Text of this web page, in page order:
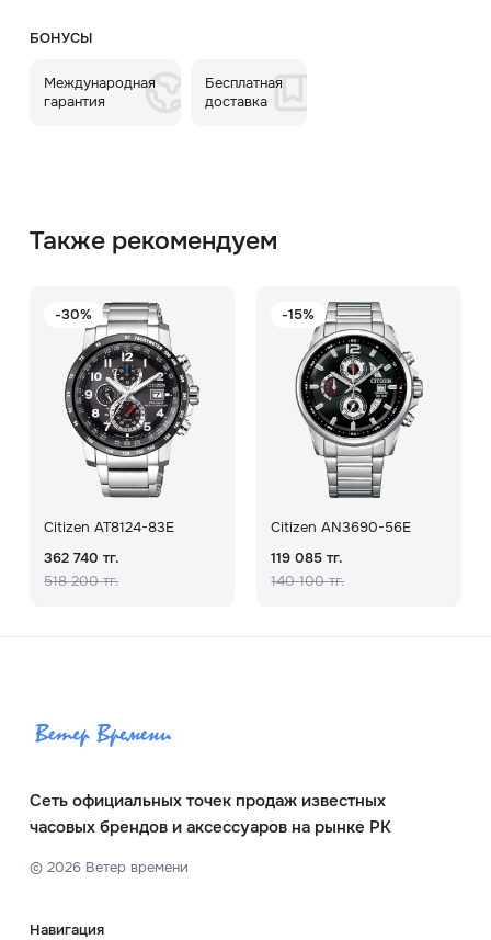
БОНУСЫ
Международная
гарантия
Бесплатная
доставка
Также рекомендуем
-30%
Citizen AT8124-83E
362 740 тг.
518 200 тг.
-15%
Citizen AN3690-56E
119 085 тг.
140 100 тг.
Сеть официальных точек продаж известных
часовых брендов и аксессуаров на рынке РК
© 2026Ветер времени
Навигация